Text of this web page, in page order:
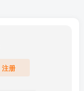
注册